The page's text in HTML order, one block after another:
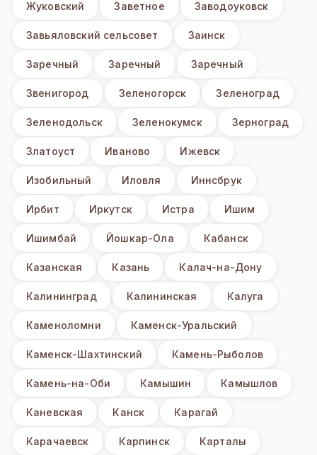
Жуковский Заветное Заводоуковск
Завьяловский сельсовет Заинск
Заречный Заречный Заречный
Звенигород Зеленогорск Зеленоград
Зеленодольск Зеленокумск Зерноград
Златоуст Иваново Ижевск
Изобильный Иловля Иннсбрук
Ирбит Иркутск Истра Ишим
Ишимбай Йошкар-Ола Кабанск
Казанская Казань Калач-на-Дону
Калининград Калининская Калуга
Каменоломни Каменск-Уральский
Каменск-Шахтинский Камень-Рыболов
Камень-на-Оби Камышин Камышлов
Каневская Канск Карагай
Карачаевск Карпинск Карталы